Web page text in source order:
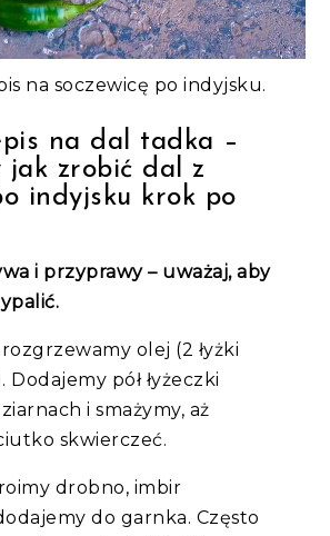
na soczewicę po indyjsku.
na dal tadka –
jak zrobić dal z
indyjsku krok po
i przyprawy – uważaj, aby
olej (2 łyżki
Dodajemy pół łyżeczki
i smażymy, aż
skwierczeć.
drobno, imbir
do garnka. Często